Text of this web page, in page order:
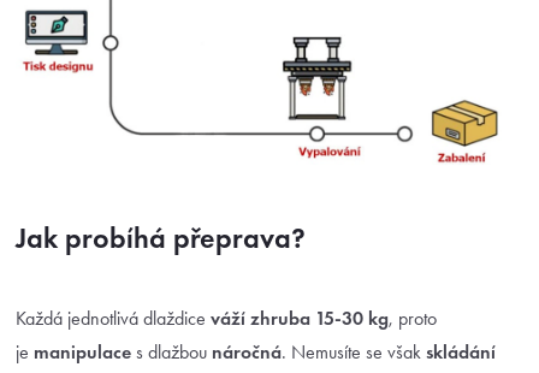
Jak probíhá přeprava?
Každá jednotlivá dlaždice váží zhruba 15-30 kg, proto
je manipulace s dlažbou náročná. Nemusíte se však skládání